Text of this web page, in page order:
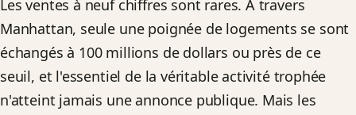
Les ventes à neuf chiffres sont rares. À travers
Manhattan, seule une poignée de logements se sont
échangés à 100 millions de dollars ou près de ce
seuil, et l'essentiel de la véritable activité trophée
n'atteint jamais une annonce publique. Mais les